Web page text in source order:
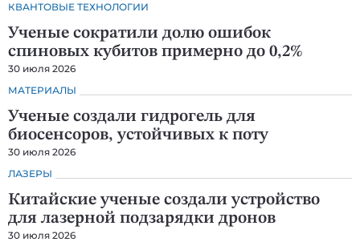
КВАНТОВЫЕ ТЕХНОЛОГИИ
Ученые сократили долю ошибок
спиновых кубитов примерно до 0,2%
30 июля 2026
МАТЕРИАЛЫ
Ученые создали гидрогель для
биосенсоров, устойчивых к поту
30 июля 2026
ЛАЗЕРЫ
Китайские ученые создали устройство
для лазерной подзарядки дронов
30 июля 2026